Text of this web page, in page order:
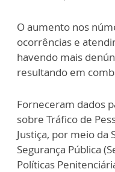
O aumento nos
ocorrências e
havendo mais
resultando em
Forneceram dados
sobre Tráfico de
Justiça, por meio da
Segurança Pública
Políticas